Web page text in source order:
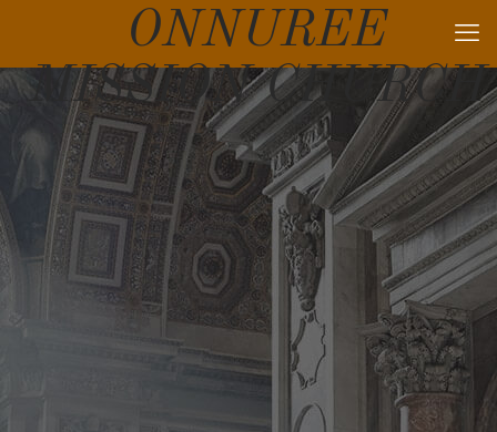
ONNUREE
MISSION CHURCH